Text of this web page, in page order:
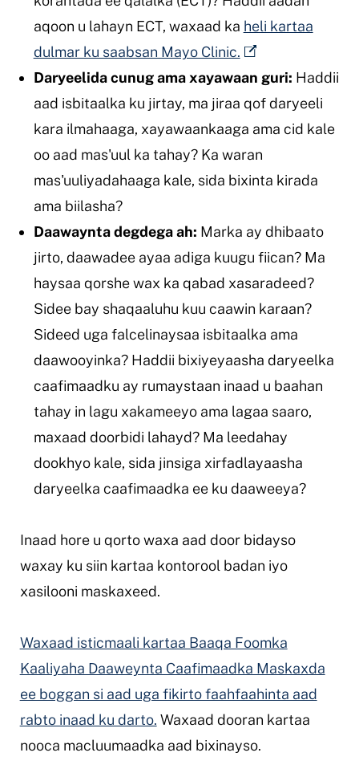
aqoon u lahayn ECT, waxaad ka heli kartaa
dulmar ku saabsan Mayo Clinic.
Daryeelida cunug ama xayawaan guri: Haddii
aad isbitaalka ku jirtay, ma jiraa qof daryeeli
kara ilmahaaga, xayawaankaaga ama cid kale
oo aad mas'uul ka tahay? Ka waran
mas'uuliyadahaaga kale, sida bixinta kirada
ama biilasha?
Daawaynta degdega ah: Marka ay dhibaato
jirto, daawadee ayaa adiga kuugu fiican? Ma
haysaa qorshe wax ka qabad xasaradeed?
Sidee bay shaqaaluhu kuu caawin karaan?
Sideed uga falcelinaysaa isbitaalka ama
daawooyinka? Haddii bixiyeyaasha daryeelka
caafimaadku ay rumaystaan inaad u baahan
tahay in lagu xakameeyo ama lagaa saaro,
maxaad doorbidi lahayd? Ma leedahay
dookhyo kale, sida jinsiga xirfadlayaasha
daryeelka caafimaadka ee ku daaweeya?
Inaad hore u qorto waxa aad door bidayso
waxay ku siin kartaa kontorool badan iyo
xasilooni maskaxeed.
Waxaad isticmaali kartaa Baaqa Foomka
Kaaliyaha Daaweynta Caafimaadka Maskaxda
ee boggan si aad uga fikirto faahfaahinta aad
rabto inaad ku darto. Waxaad dooran kartaa
nooca macluumaadka aad bixinayso.